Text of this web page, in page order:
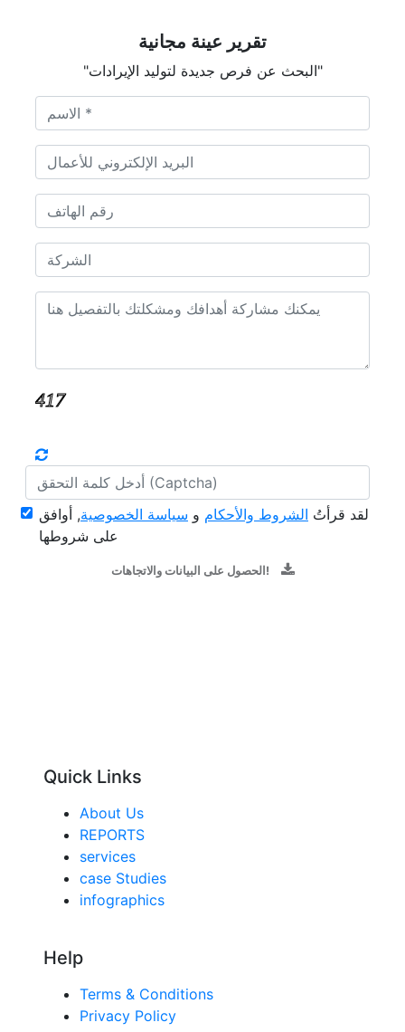
تقرير عينة مجانية
"البحث عن فرص جديدة لتوليد الإيرادات"
لقد قرأتُ الشروط والأحكام و سياسة الخصوصية, أوافق
على شروطها
الحصول على البيانات والاتجاهات!
Quick Links
About Us
REPORTS
services
case Studies
infographics
Help
Terms & Conditions
Privacy Policy